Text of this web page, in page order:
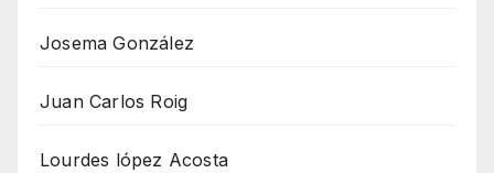
Josema González
Juan Carlos Roig
Lourdes lópez Acosta